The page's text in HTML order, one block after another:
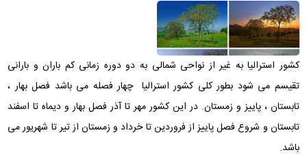
کشور استرالیا به غیر از نواحی شمالی به دو دوره زمانی کم باران و بارانی
تقیسم می شود بطور کلی کشور استرالیا چهار فصله می باشد فصل بهار ،
تابستان ، پاییز و زمستان. در این کشور مهر تا آذر فصل بهار و دیماه تا اسفند
تابستان و شروع فصل پاییز از فروردین تا خرداد و زمستان از تیر تا شهریور می
باشد.